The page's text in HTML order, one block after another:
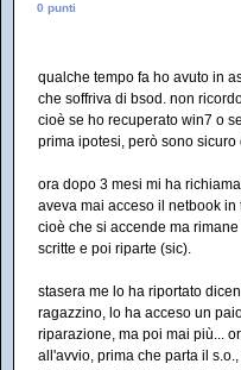
0 punti
qualche tempo fa ho avuto in
che soffriva di bsod. non
cioè se ho recuperato win7 o
prima ipotesi, però sono
ora dopo 3 mesi mi ha
aveva mai acceso il netbook
cioè che si accende ma
scritte e poi riparte (sic).
stasera me lo ha riportato
ragazzino, lo ha acceso un
riparazione, ma poi mai più...
all'avvio, prima che parta il